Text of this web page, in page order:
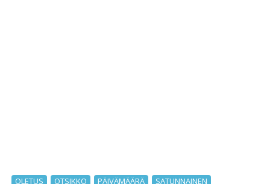
OLETUS
OTSIKKO PÄIVÄMÄÄRÄ SATUNNAINEN